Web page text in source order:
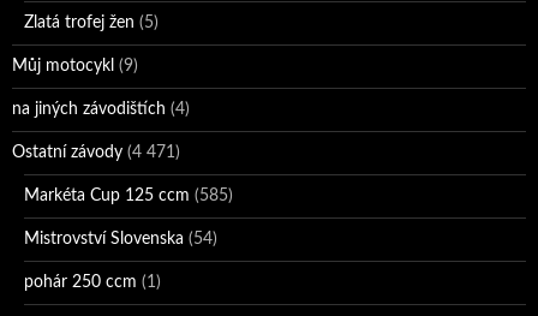
Zlatá trofej žen (5)
Můj motocykl (9)
na jiných závodištích (4)
Ostatní závody (4 471)
Markéta Cup 125 ccm (585)
Mistrovství Slovenska (54)
pohár 250 ccm (1)